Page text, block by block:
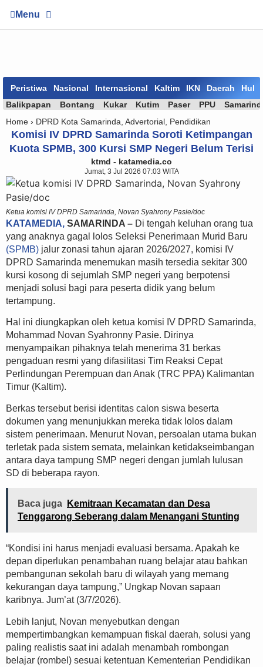
Menu
Peristiwa Nasional Internasional Kaltim IKN Daerah
Balikpapan
Bontang Kukar Kutim Paser PPU
Home › DPRD Kota Samarinda Advertorial Pendidikan
Komisi IV DPRD Samarinda Soroti Ketimpangan
Kuota SPMB, 300 Kursi SMP Negeri Belum Terisi
ktmd - katamedia.co
Jumat, 3 Jul 2026 07:03 WITA
Ketua komisi IV DPRD Samarinda, Novan Syahrony Pasie/doc
KATAMEDIA, SAMARINDA – Di tengah keluhan orang tua
yang anaknya gagal lolos Seleksi Penerimaan Murid Baru
(SPMB) jalur zonasi tahun ajaran 2026/2027, komisi IV
DPRD Samarinda menemukan masih tersedia sekitar 300
kursi kosong di sejumlah SMP negeri yang berpotensi
menjadi solusi bagi para peserta didik yang belum
tertampung.
Hal ini diungkapkan oleh ketua komisi IV DPRD Samarinda,
Mohammad Novan Syahronny Pasie. Dirinya
menyampaikan pihaknya telah menerima 31 berkas
pengaduan resmi yang difasilitasi Tim Reaksi Cepat
Perlindungan Perempuan dan Anak (TRC PPA) Kalimantan
Timur (Kaltim).
Berkas tersebut berisi identitas calon siswa beserta
dokumen yang menunjukkan mereka tidak lolos dalam
sistem penerimaan. Menurut Novan, persoalan utama bukan
terletak pada sistem semata, melainkan ketidakseimbangan
antara daya tampung SMP negeri dengan jumlah lulusan
SD di beberapa rayon.
Baca juga
Kemitraan Kecamatan dan Desa
Tenggarong Seberang dalam Menangani Stunting
“Kondisi ini harus menjadi evaluasi bersama. Apakah ke
depan diperlukan penambahan ruang belajar atau bahkan
pembangunan sekolah baru di wilayah yang memang
kekurangan daya tampung,” Ungkap Novan sapaan
karibnya. Jum’at (3/7/2026).
Lebih lanjut, Novan menyebutkan dengan
mempertimbangkan kemampuan fiskal daerah, solusi yang
paling realistis saat ini adalah menambah rombongan
belajar (rombel) sesuai ketentuan Kementerian Pendidikan